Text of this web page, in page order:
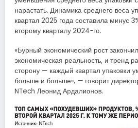
нарастать. Динамика среднего веса
квартал 2025 года составила минус
второму кварталу 2024-го.
«Бурный экономический рост
экономическая реальность, и тренд
сторону — каждый квартал упаковки
больше и больше», — говорит
NTech Леонид Ардалионов.